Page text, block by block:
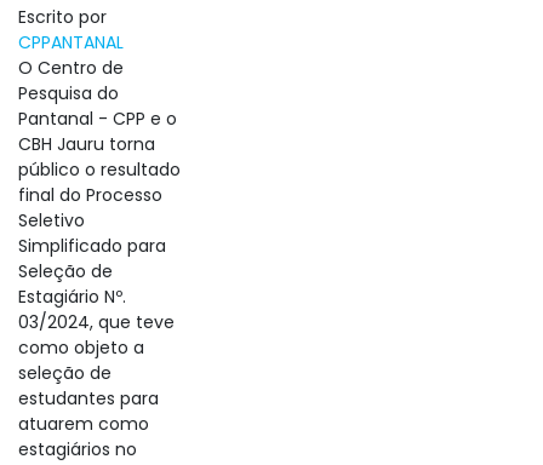
Escrito por
CPPANTANAL
O Centro de
Pesquisa do
Pantanal - CPP e o
CBH Jauru torna
público o resultado
final do Processo
Seletivo
Simplificado para
Seleção de
Estagiário Nº.
03/2024, que teve
como objeto a
seleção de
estudantes para
atuarem como
estagiários no